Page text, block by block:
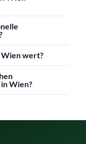
Wien wert?
Wien?